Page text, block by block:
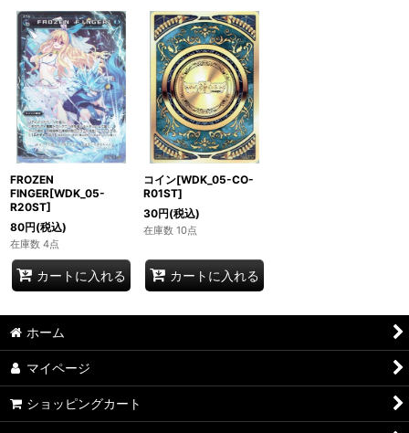
FROZEN
FINGER[WDK_05-
R20ST]
80円(税込)
在庫数 4点
カートに入れる
コイン[WDK_05-CO-
R01ST]
30円(税込)
在庫数 10点
カートに入れる
ホーム
マイページ
ショッピングカート